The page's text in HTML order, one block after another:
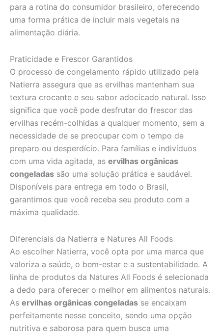
para a rotina do consumidor brasileiro, oferecendo
uma forma prática de incluir mais vegetais na
alimentação diária.
Praticidade e Frescor Garantidos
O processo de congelamento rápido utilizado pela
Natierra assegura que as ervilhas mantenham sua
textura crocante e seu sabor adocicado natural. Isso
significa que você pode desfrutar do frescor das
ervilhas recém-colhidas a qualquer momento, sem a
necessidade de se preocupar com o tempo de
preparo ou desperdício. Para famílias e indivíduos
com uma vida agitada, as ervilhas orgânicas
congeladas são uma solução prática e saudável.
Disponíveis para entrega em todo o Brasil,
garantimos que você receba seu produto com a
máxima qualidade.
Diferenciais da Natierra e Natures All Foods
Ao escolher Natierra, você opta por uma marca que
valoriza a saúde, o bem-estar e a sustentabilidade. A
linha de produtos da Natures All Foods é selecionada
a dedo para oferecer o melhor em alimentos naturais.
As ervilhas orgânicas congeladas se encaixam
perfeitamente nesse conceito, sendo uma opção
nutritiva e saborosa para quem busca uma